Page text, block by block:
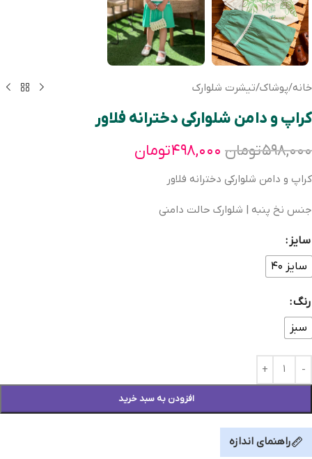
خانه/پوشاک/تیشرت شلوارک
کراپ و دامن شلوارکی دخترانه فلاور
۵۹۸,۰۰۰تومان ۴۹۸,۰۰۰تومان
کراپ و دامن شلوارکی دخترانه فلاور
جنس نخ پنبه | شلوارک حالت دامنی
سایز
سایز ۴۰
رنگ
سبز
افزودن به سبد خرید
راهنمای اندازه